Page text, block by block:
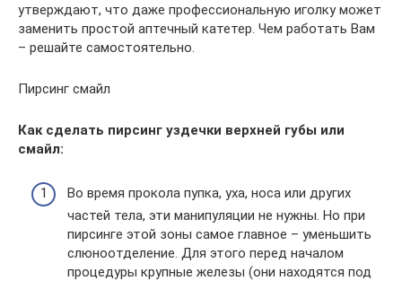
утверждают, что даже профессиональную иголку может
заменить простой аптечный катетер. Чем работать Вам
– решайте самостоятельно.
Пирсинг смайл
Как сделать пирсинг уздечки верхней губы или
смайл:
Во время прокола пупка, уха, носа или других
частей тела, эти манипуляции не нужны. Но при
пирсинге этой зоны самое главное – уменьшить
слюноотделение. Для этого перед началом
процедуры крупные железы (они находятся под